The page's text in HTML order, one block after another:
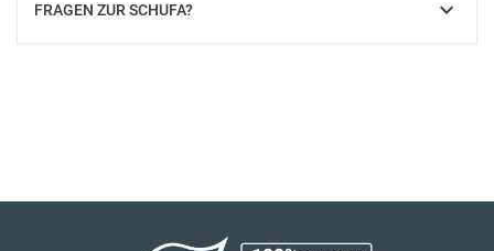
FRAGEN ZUR SCHUFA? SHOW